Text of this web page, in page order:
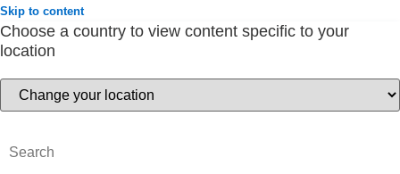
Skip to content
Choose a country to view content specific to your
location